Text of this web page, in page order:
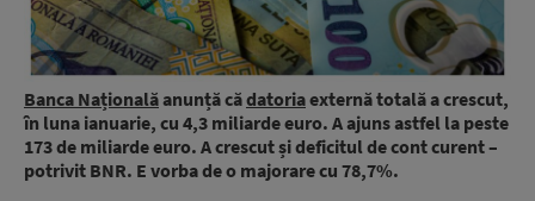
Banca Naționalăanunță cădatoriaexternă totală a crescut,
în luna ianuarie, cu 4,3 miliarde euro. A ajuns astfel la peste
173 de miliarde euro. A crescut și deficitul de cont curent –
potrivit BNR. E vorba de o majorare cu 78,7%.